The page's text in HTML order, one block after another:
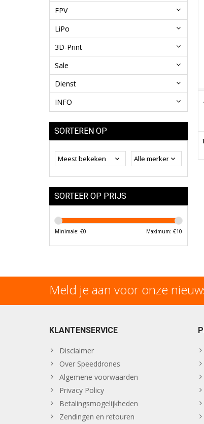
FPV
LiPo
3D-Print
Sale
Dienst
INFO
SORTEREN OP
SORTEER OP PRIJS
Minimale: €0 Maximum: €10
Meld je aan voor onze
KLANTENSERVICE
Disclaimer
Over Speeddrones
Algemene voorwaarden
Privacy Policy
Betalingsmogelijkheden
Zendingen en retouren